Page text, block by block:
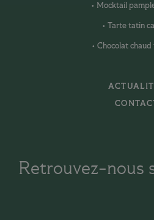
Mocktail
Tarte tatin
Chocolat chaud
Retrouvez-nous